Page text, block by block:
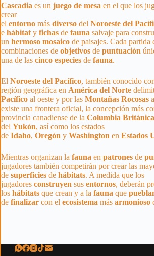
Cascadia es un juego de mesa en el que los
crear
el entorno más diverso del Noroeste del
e hábitat y fichas de fauna salvaje para
un hermoso mosaico de paisajes. Cada partida
combinaciones de objetivos de puntuación
una de las cinco especies de fauna.
El Noroeste del Pacífico, también conocido
región geográfica en América del Norte
Pacífico al oeste y por las Montañas Rocosas
existe una frontera oficial, la concepción más
provincia canadiense de la Columbia Británica
del Yukón, así como los estados
de Idaho, Oregón y Washington en Estados
Mientras organizan la fauna en patrones de
jugadores también competirán por crear las
de superficies de hábitats. A medida que los
jugadores construyen sus entornos, deberán
los hábitats que crean y a la fauna que
de finalizar con el ecosistema más armonioso